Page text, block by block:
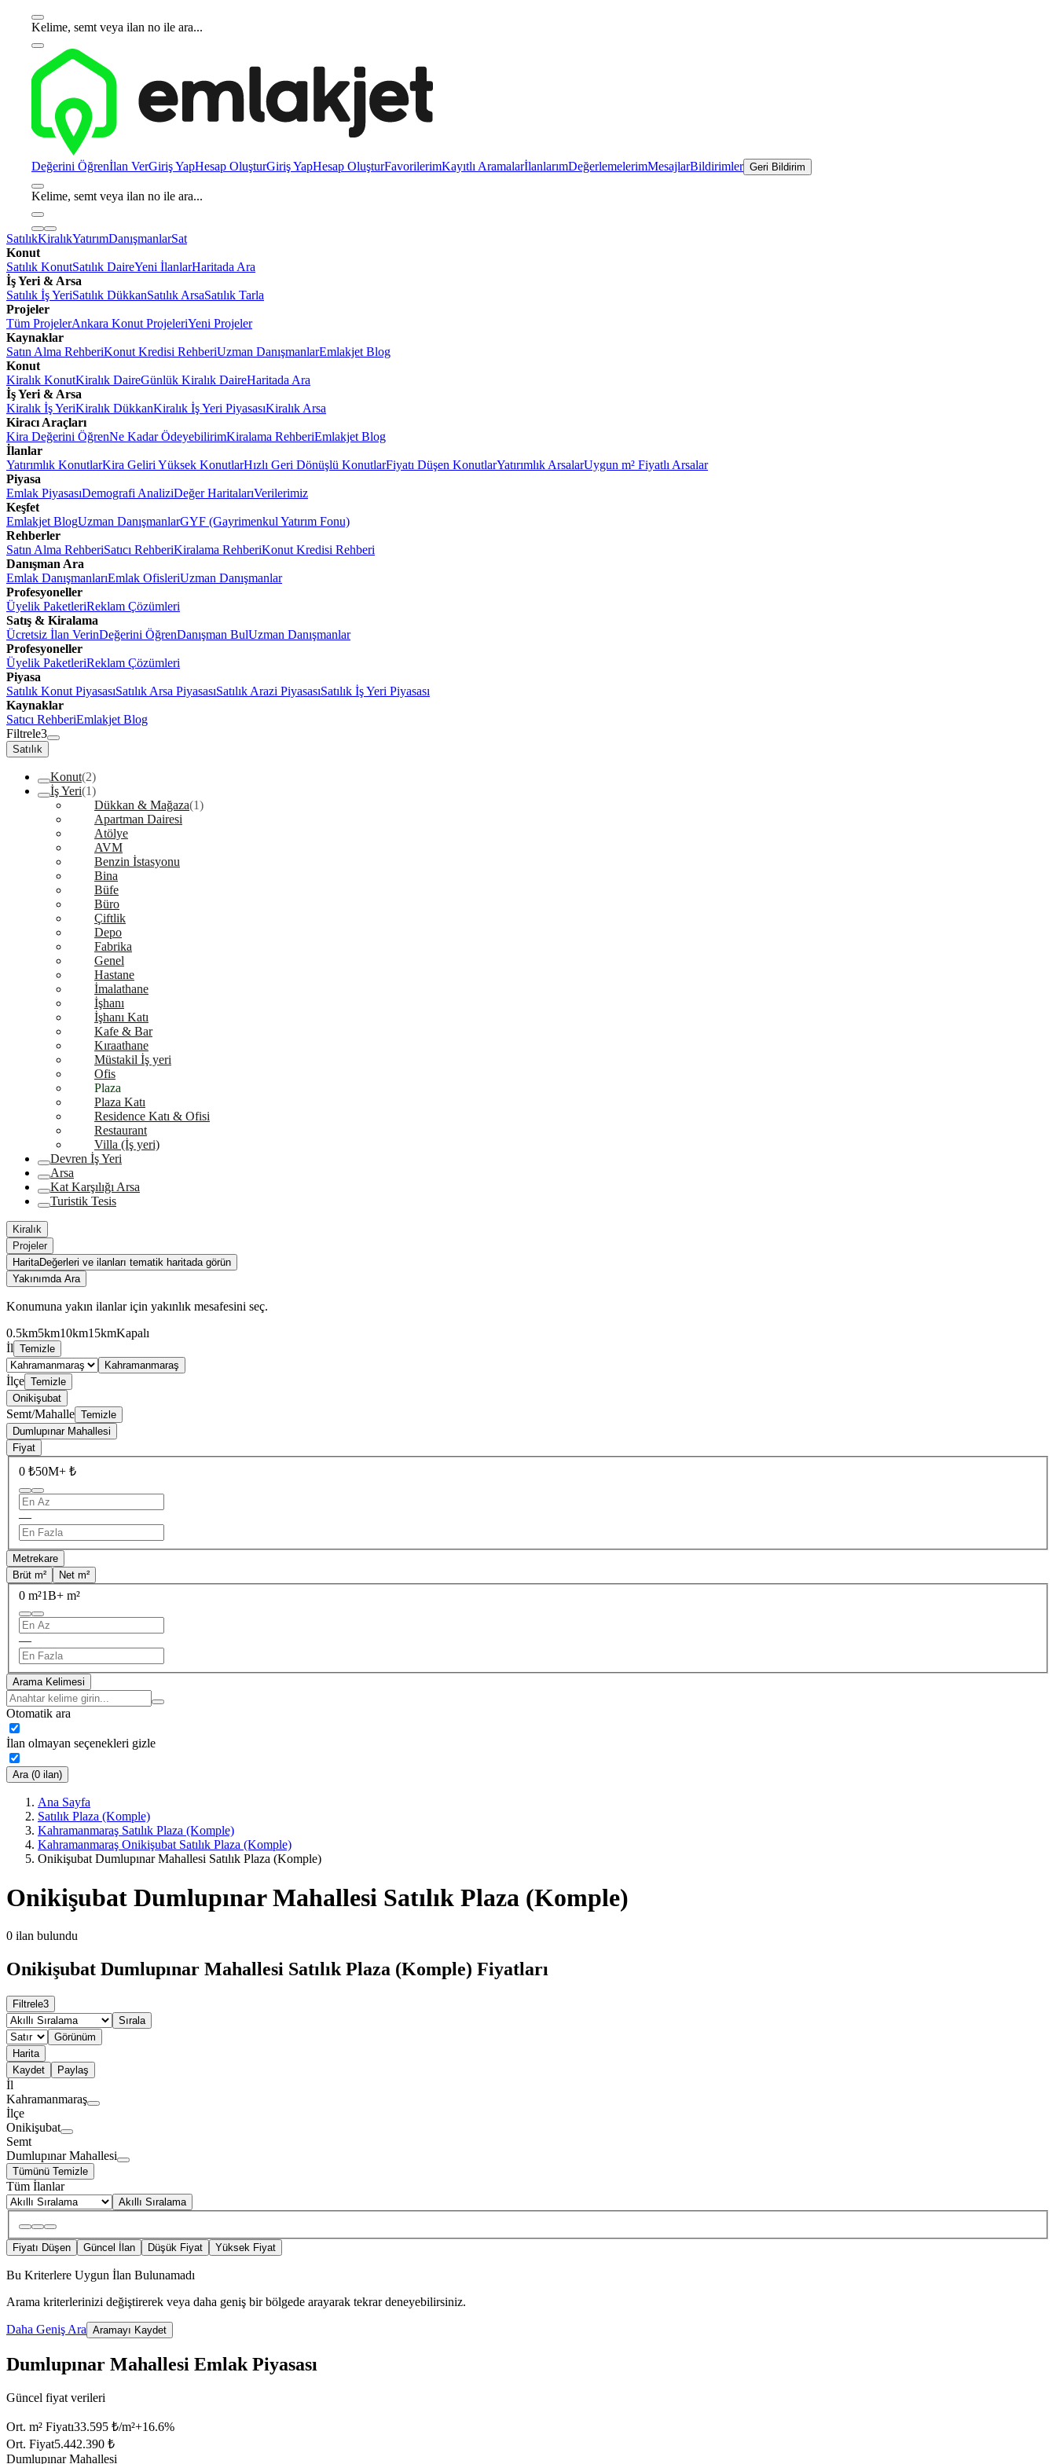
Kelime, semt veya ilan no ile ara...
Değerini Öğrenİlan VerGiriş YapHesap OluşturGiriş YapHesap OluşturFavorilerimKayıtlı AramalarİlanlarımDeğerlemelerimMesajlarBildirimler Geri Bildirim
Kelime, semt veya ilan no ile ara...
SatılıkKiralıkYatırımDanışmanlarSat
Konut
Satılık KonutSatılık DaireYeni İlanlarHaritada Ara
İş Yeri & Arsa
Satılık İş YeriSatılık DükkanSatılık ArsaSatılık Tarla
Projeler
Tüm ProjelerAnkara Konut ProjeleriYeni Projeler
Kaynaklar
Satın Alma RehberiKonut Kredisi RehberiUzman DanışmanlarEmlakjet Blog
Konut
Kiralık KonutKiralık DaireGünlük Kiralık DaireHaritada Ara
İş Yeri & Arsa
Kiralık İş YeriKiralık DükkanKiralık İş Yeri PiyasasıKiralık Arsa
Kiracı Araçları
Kira Değerini ÖğrenNe Kadar ÖdeyebilirimKiralama RehberiEmlakjet Blog
İlanlar
Yatırımlık KonutlarKira Geliri Yüksek KonutlarHızlı Geri Dönüşlü KonutlarFiyatı Düşen KonutlarYatırımlık ArsalarUygun m² Fiyatlı Arsalar
Piyasa
Emlak PiyasasıDemografi AnaliziDeğer HaritalarıVerilerimiz
Keşfet
Emlakjet BlogUzman DanışmanlarGYF (Gayrimenkul Yatırım Fonu)
Rehberler
Satın Alma RehberiSatıcı RehberiKiralama RehberiKonut Kredisi Rehberi
Danışman Ara
Emlak DanışmanlarıEmlak OfisleriUzman Danışmanlar
Profesyoneller
Üyelik PaketleriReklam Çözümleri
Satış & Kiralama
Ücretsiz İlan VerinDeğerini ÖğrenDanışman BulUzman Danışmanlar
Profesyoneller
Üyelik PaketleriReklam Çözümleri
Piyasa
Satılık Konut PiyasasıSatılık Arsa PiyasasıSatılık Arazi PiyasasıSatılık İş Yeri Piyasası
Kaynaklar
Satıcı RehberiEmlakjet Blog
Filtrele3
Satılık
Konut(2)
İş Yeri(1)
Dükkan & Mağaza(1)
Apartman Dairesi
Atölye
AVM
Benzin İstasyonu
Bina
Büfe
Büro
Çiftlik
Depo
Fabrika
Genel
Hastane
İmalathane
İşhanı
İşhanı Katı
Kafe & Bar
Kıraathane
Müstakil İş yeri
Ofis
Plaza
Plaza Katı
Residence Katı & Ofisi
Restaurant
Villa (İş yeri)
Devren İş Yeri
Arsa
Kat Karşılığı Arsa
Turistik Tesis
Kiralık
Projeler
HaritaDeğerleri ve ilanları tematik haritada görün
Yakınımda Ara
Konumuna yakın ilanlar için yakınlık mesafesini seç.
0.5km5km10km15kmKapalı
İl Temizle
Kahramanmaraş
İlçe Temizle
Onikişubat
Semt/Mahalle Temizle
Dumlupınar Mahallesi
Fiyat
0 ₺50M+ ₺
—
Metrekare
Brüt m²
Net m²
0 m²1B+ m²
—
Arama Kelimesi
Otomatik ara
İlan olmayan seçenekleri gizle
Ara (0 ilan)
Ana Sayfa
Satılık Plaza (Komple)
Kahramanmaraş Satılık Plaza (Komple)
Kahramanmaraş Onikişubat Satılık Plaza (Komple)
Onikişubat Dumlupınar Mahallesi Satılık Plaza (Komple)
Onikişubat Dumlupınar Mahallesi Satılık Plaza (Komple)
0 ilan bulundu
Onikişubat Dumlupınar Mahallesi Satılık Plaza (Komple) Fiyatları
Filtrele3
Sırala
Görünüm
Harita
Kaydet
Paylaş
İl
Kahramanmaraş
İlçe
Onikişubat
Semt
Dumlupınar Mahallesi
Tümünü Temizle
Tüm İlanlar
Akıllı Sıralama
Fiyatı Düşen Güncel İlan Düşük Fiyat Yüksek Fiyat
Bu Kriterlere Uygun İlan Bulunamadı
Arama kriterlerinizi değiştirerek veya daha geniş bir bölgede arayarak tekrar deneyebilirsiniz.
Daha Geniş Ara Aramayı Kaydet
Dumlupınar Mahallesi Emlak Piyasası
Güncel fiyat verileri
Ort. m² Fiyatı33.595 ₺/m²+16.6%
Ort. Fiyat5.442.390 ₺
Dumlupınar Mahallesi